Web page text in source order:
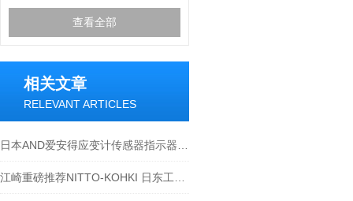
查看全部
相关文章
RELEVANT ARTICLES